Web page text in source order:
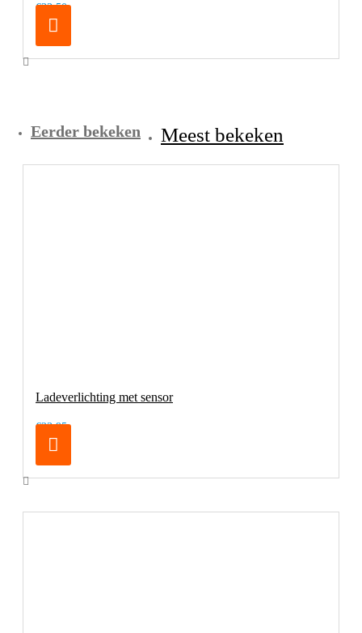
€33,50
Eerder bekeken Meest bekeken
Ladeverlichting met sensor
€23,95